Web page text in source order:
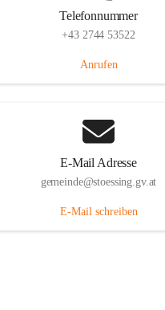
Telefonnummer
+43 2744 53522
Anrufen
E-Mail Adresse
gemeinde@stoessing.gv.at
E-Mail schreiben